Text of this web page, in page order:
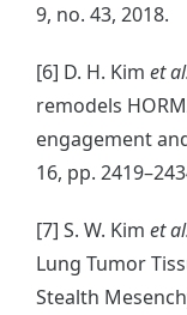
9, no. 43, 2018.
[6] D. H. Kim et
remodels
engagement
16, pp.
[7] S. W. Kim et
Lung Tumor
Stealth